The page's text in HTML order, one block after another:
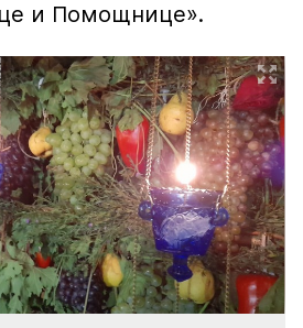
и Помощнице».